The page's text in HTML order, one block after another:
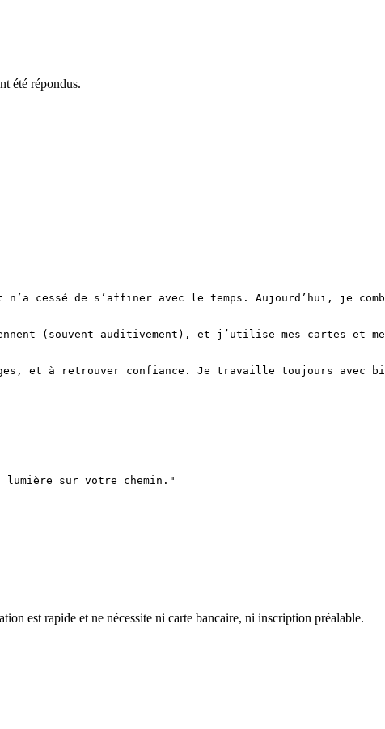
été répondus.
n’a cessé de s’affiner avec le temps.
(souvent auditivement), et j’utilise mes cartes
et à retrouver confiance. Je travaille toujours avec
sur votre chemin."
est rapide et ne nécessite ni carte bancaire, ni inscription préalable.